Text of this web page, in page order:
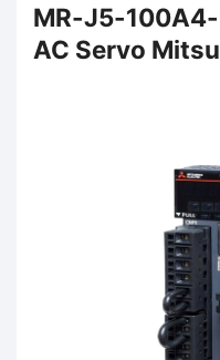
MR-J5-100A4-
AC Servo